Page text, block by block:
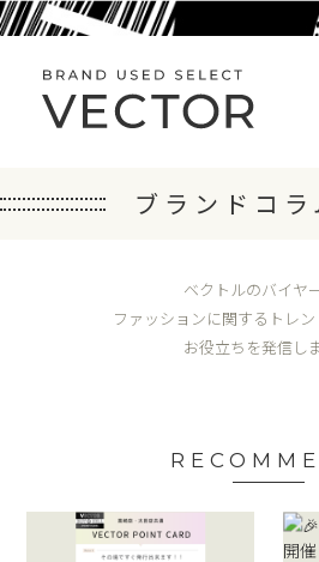
ブランドコラ
ベクトルのバイヤ
ファッションに関するトレン
お役立ちを発信し